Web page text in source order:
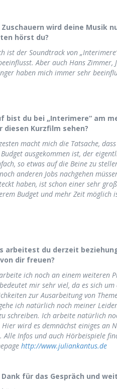
Zuschauern wird deine Musik
hörst du?
ist der Soundtrack von
Aber auch Hans
haben mich immer sehr
bist du bei „Interimere“ am
diesen Kurzfilm sehen?
macht mich die Tatsache,
ausgekommen ist, der
so etwas auf die Beine zu
anderen Jobs nachgehen
haben, ist schon einer sehr
Budget und mehr Zeit
arbeitest du derzeit
dir freuen?
ich noch an einem weiteren
mir sehr viel, da es sich
zur Ausarbeitung von
ich natürlich noch meiner
schreiben. Ich arbeite natürlich
Hier wird es demnächst einiges an
Alle Infos und auch Hörbeispiele
http://www.juliankantus.de
Dank für das Gespräch und